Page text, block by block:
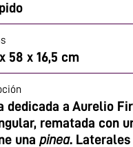
58 x 16,5 cm
dedicada a Aurelio
rematada con
una pinea.